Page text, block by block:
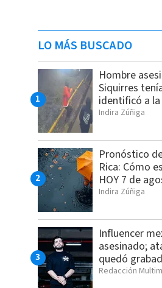
LO MÁS BUSCADO
Hombre
Siquirres
identificó a
Indira Zúñiga
Pronóstico
Rica: Cómo
HOY 7 de
Indira Zúñiga
Influencer
asesinado;
quedó
Redacción